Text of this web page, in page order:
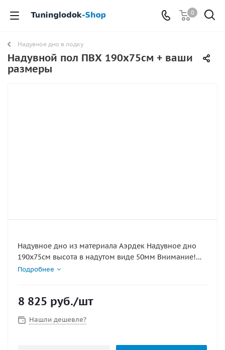
0
Надувное дно в лодку
Надувной пол ПВХ 190х75см + ваши
размеры
Надувное дно из материала Аэрдек Надувное дно
190х75см высота в надутом виде 50мм Внимание!
Аирдек НЕ КИЛЬЕВЫХ ПВХ ЛОДОК ( этот лодки не
Подробнее
8 825 руб./шт
Нашли дешевле?